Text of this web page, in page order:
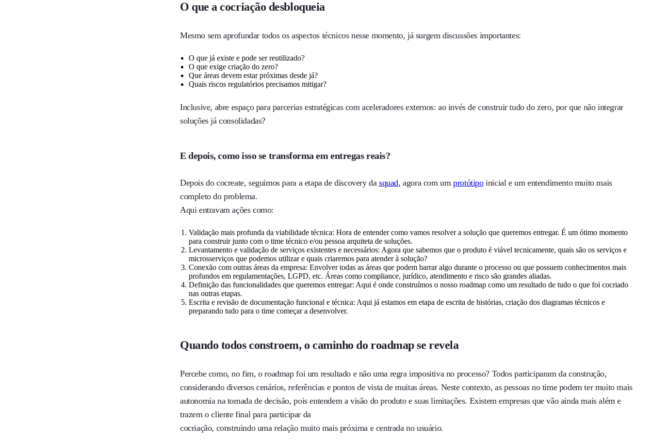
O que a cocriação desbloqueia
Mesmo sem aprofundar todos os aspectos técnicos nesse momento, já surgem discussões importantes:
O que já existe e pode ser reutilizado?
O que exige criação do zero?
Que áreas devem estar próximas desde já?
Quais riscos regulatórios precisamos mitigar?
Inclusive, abre espaço para parcerias estratégicas com aceleradores externos: ao invés de construir tudo do zero, por que não integrar
soluções já consolidadas?
E depois, como isso se transforma em entregas reais?
Depois do cocreate, seguimos para a etapa de discovery da squad, agora com umprotótipoinicial e um entendimento muito mais
completo do problema.
Aqui entravam ações como:
Validação mais profunda da viabilidade técnica: Hora de entender como vamos resolver a solução que queremos entregar. É um ótimo momento
para construir junto com o time técnico e/ou pessoa arquiteta de soluções.
Levantamento e validação de serviços existentes e necessários: Agora que sabemos que o produto é viável tecnicamente, quais são os serviços e
microsserviços que podemos utilizar e quais criaremos para atender à solução?
Conexão com outras áreas da empresa: Envolver todas as áreas que podem barrar algo durante o processo ou que possuem conhecimentos mais
profundos em regulamentações, LGPD, etc. Áreas como compliance, jurídico, atendimento e risco são grandes aliadas.
Definição das funcionalidades que queremos entregar: Aqui é onde construímos o nosso roadmap como um resultado de tudo o que foi cocriado
nas outras etapas.
Escrita e revisão de documentação funcional e técnica: Aqui já estamos em etapa de escrita de histórias, criação dos diagramas técnicos e
preparando tudo para o time começar a desenvolver.
Quando todos constroem, o caminho do roadmap se revela
Percebe como, no fim, o roadmap foi um resultado e não uma regra impositiva no processo? Todos participaram da construção,
considerando diversos cenários, referências e pontos de vista de muitas áreas. Neste contexto, as pessoas no time podem ter muito mais
autonomia na tomada de decisão, pois entendem a visão do produto e suas limitações. Existem empresas que vão ainda mais além e
trazem o cliente final para participar da
cocriação, construindo uma relação muito mais próxima e centrada no usuário.